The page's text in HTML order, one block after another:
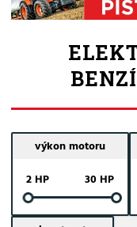
výkon motoru
2 HP
30 HP